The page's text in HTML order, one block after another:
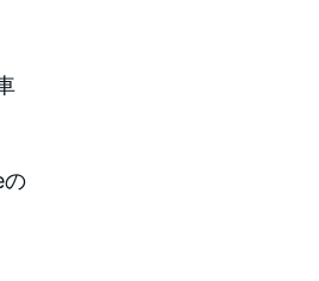
の